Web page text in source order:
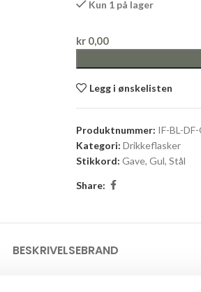
Kun 1 på lager
kr0,00
Legg i ønskelisten
Produktnummer: IF-BL-DF-
Kategori: Drikkeflasker
Stikkord: Gave, Gul, Stål
Share:
BESKRIVELSEBRAND